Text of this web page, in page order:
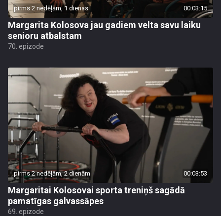
pirms 2 nedēļām, 1 dienas 00:03:15
Margarita Kolosova jau gadiem velta savu laiku
senioru atbalstam
70. epizode
pirms 2 nedēļām, 2 dienām 00:03:53
Margaritai Kolosovai sporta treniņš sagādā
pamatīgas galvassāpes
69. epizode